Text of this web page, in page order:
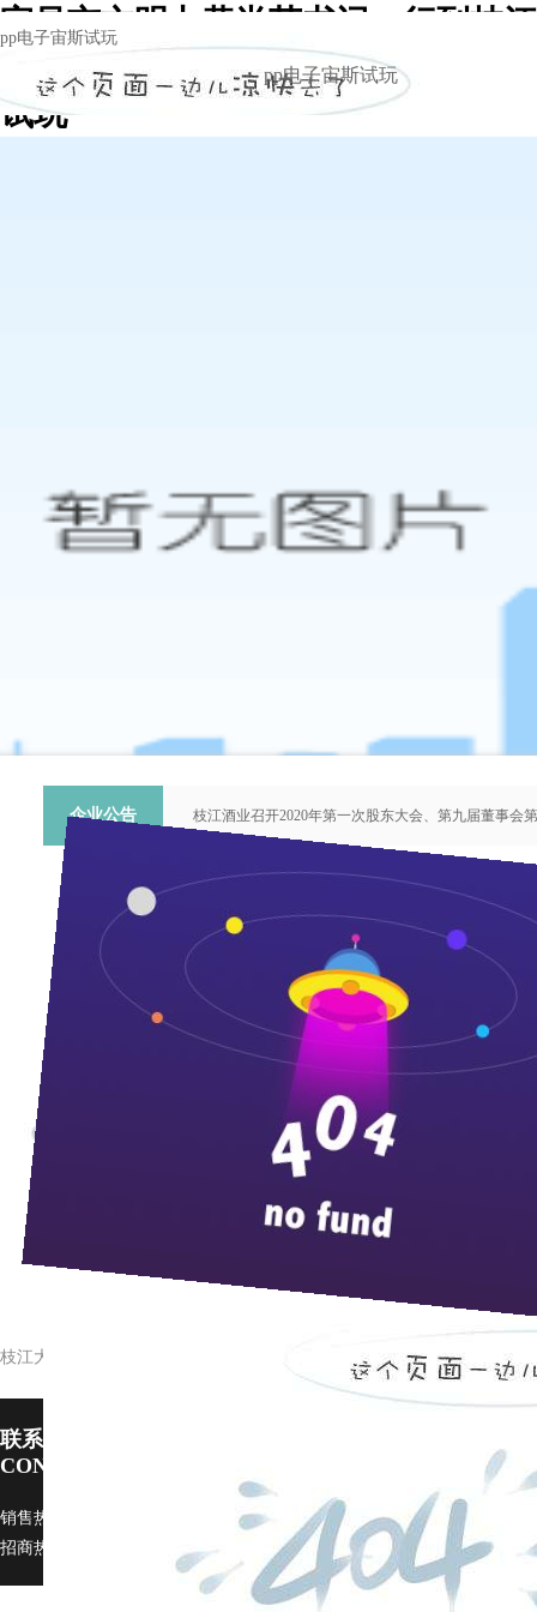
宜昌市文明办黄尚荣书记一行到枝江
酒业检查文明创建工作 -pp电子宙斯
试玩
pp电子宙斯试玩
pp电子宙斯试玩
企业公告
枝江酒业召开2020年第一次股东大会、第九届董事会
关于提名推荐第六届中国青年科技工作者协会会员人
枝江酒业召开2018年第二次股东大会、第八届董事会
枝江酒业召开2015年第一次股东大会、第七届董事会
“谦泰吉文苑”征稿启事
宜昌市文明办
元月17日，宜昌市文明办黄尚荣书记一行在枝江市委副书记
枝江大曲产销两旺迎新春
联系pp电子宙斯试玩
CONTACT US
销售热线：0717-4229999 广告部：ggb@zi9.com 市场部： scb@zj9.com
招商热线：0717-4229508 / 4229496 传真：0717-4229368 邮政编码：